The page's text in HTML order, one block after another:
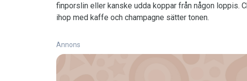
finporslin eller kanske udda koppar från någon loppis.
ihop med kaffe och champagne sätter tonen.
Annons